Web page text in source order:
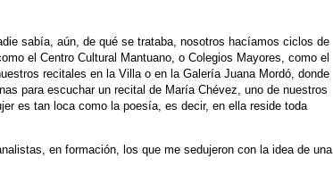
sabía, aún, de qué se trataba, nosotros hacíamos ciclos de
el Centro Cultural Mantuano, o Colegios Mayores, como el
recitales en la Villa o en la Galería Juana Mordó, donde
para escuchar un recital de María Chévez, uno de nuestros
es tan loca como la poesía, es decir, en ella reside toda
en formación, los que me sedujeron con la idea de una